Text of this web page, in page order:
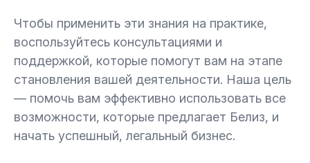
Чтобы применить эти знания на практике,
воспользуйтесь консультациями и
поддержкой, которые помогут вам на этапе
становления вашей деятельности. Наша цель
— помочь вам эффективно использовать все
возможности, которые предлагает Белиз, и
начать успешный, легальный бизнес.